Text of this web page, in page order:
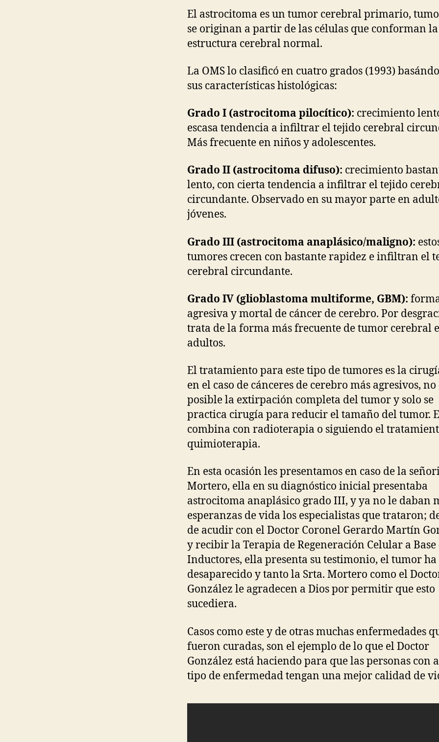
El astrocitoma es un tumor cerebral primario,
se originan a partir de las células que conforman la
estructura cerebral normal.
La OMS lo clasificó en cuatro grados (1993)
sus características histológicas:
Grado I (astrocitoma pilocítico): crecimiento
escasa tendencia a infiltrar el tejido cerebral
Más frecuente en niños y adolescentes.
Grado II (astrocitoma difuso): crecimiento
lento, con cierta tendencia a infiltrar el tejido
circundante. Observado en su mayor parte en
jóvenes.
Grado III (astrocitoma anaplásico/maligno):
tumores crecen con bastante rapidez e infiltran el
cerebral circundante.
Grado IV (glioblastoma multiforme, GBM):
agresiva y mortal de cáncer de cerebro. Por
trata de la forma más frecuente de tumor cerebral
adultos.
El tratamiento para este tipo de tumores es la
en el caso de cánceres de cerebro más agresivos, no
posible la extirpación completa del tumor y solo se
practica cirugía para reducir el tamaño del tumor.
combina con radioterapia o siguiendo el
quimioterapia.
En esta ocasión les presentamos en caso de la
Mortero, ella en su diagnóstico inicial presentaba
astrocitoma anaplásico grado III, y ya no le daban
esperanzas de vida los especialistas que trataron;
de acudir con el Doctor Coronel Gerardo Martín
y recibir la Terapia de Regeneración Celular a Base
Inductores, ella presenta su testimonio, el tumor ha
desaparecido y tanto la Srta. Mortero como el
González le agradecen a Dios por permitir que esto
sucediera.
Casos como este y de otras muchas enfermedades
fueron curadas, son el ejemplo de lo que el Doctor
González está haciendo para que las personas con
tipo de enfermedad tengan una mejor calidad de